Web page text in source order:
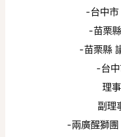
-台中市
-苗栗
-苗栗縣
-台
理
副理
-兩廣醒獅團